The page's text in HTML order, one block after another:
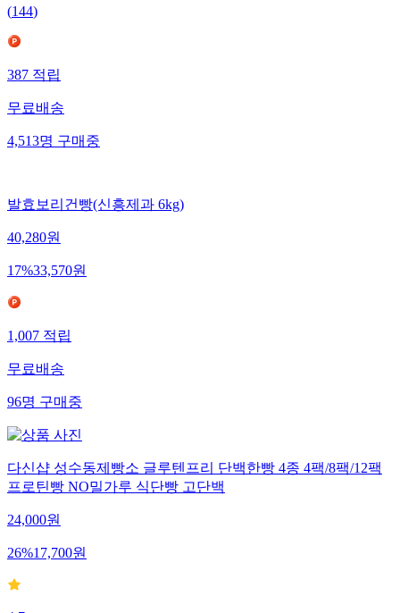
(144)
387적립
무료배송
4,513명구매중
발효보리건빵(신흥제과 6kg)
40,280원
17%33,570원
1,007적립
무료배송
96명구매중
다신샵 성수동제빵소 글루텐프리 단백한빵 4종 4팩/8팩/12팩
프로틴빵 NO밀가루 식단빵 고단백
24,000원
26%17,700원